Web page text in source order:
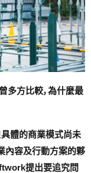
多方比較，為什麼最
具體的商業模式尚未
內容及行動方案的夥
提出要追究問